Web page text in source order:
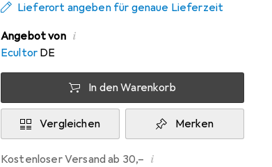
Lieferort angeben für genaue Lieferzeit
Angebot von i
Ecultor DE
In den Warenkorb
Vergleichen Merken
Kostenloser Versand ab 30,– i